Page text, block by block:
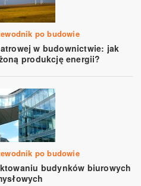
po budowie
w budownictwie: jak
produkcję energii?
po budowie
budynków biurowych